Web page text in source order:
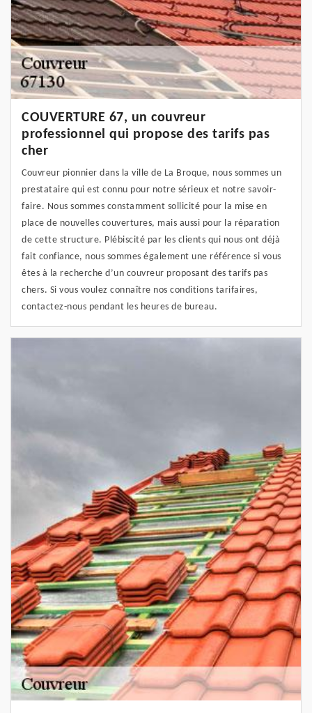
COUVERTURE 67, un couvreur
professionnel qui propose des tarifs pas
cher
Couvreur pionnier dans la ville de La Broque, nous sommes un
prestataire qui est connu pour notre sérieux et notre savoir-
faire. Nous sommes constamment sollicité pour la mise en
place de nouvelles couvertures, mais aussi pour la réparation
de cette structure. Plébiscité par les clients qui nous ont déjà
fait confiance, nous sommes également une référence si vous
êtes à la recherche d’un couvreur proposant des tarifs pas
chers. Si vous voulez connaître nos conditions tarifaires,
contactez-nous pendant les heures de bureau.